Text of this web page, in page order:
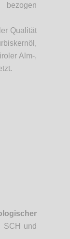
Qualität
Alm-,
SCH und